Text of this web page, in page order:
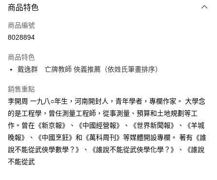
信用卡一次付款
ATM付款
運送方式
付款後全家取貨
付款後7-11取貨
每筆NT$60，滿NT$499(含以上)免運費
宅配
每筆NT$100，滿NT$499(含以上)免運費
商品特色
商品編號
8028894
商品特色
戴逸群 亡牌教師 俠義推薦（依姓氏筆畫排序）
銷售重點
李開周 一九八○年生，河南開封人，青年學者，專欄作家。 大學念
的是工程學，曾任測量工程師，從事測量、預算和土地規劃等工
作。曾在《新京報》、《中國經營報》、《世界新聞報》、《羊城
晚報》、《中國烹飪》和《萬科周刊》等媒體開設專欄。 著有《誰
說不能從武俠學數學？》、《誰說不能從武俠學化學？》、《誰說
不能從武